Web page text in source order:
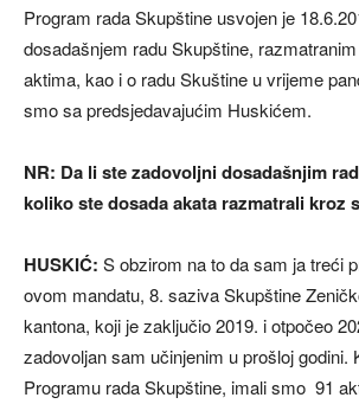
Program rada Skupštine usvojen je
dosadašnjem radu Skupštine,
aktima, kao i o radu Skuštine u vrijeme
smo sa predsjedavajućim Huskićem.
NR: Da li ste zadovoljni dosadašnjim
koliko ste dosada akata razmatrali kroz
HUSKIĆ: S obzirom na to da sam ja treći
ovom mandatu, 8. saziva Skupštine
kantona, koji je zaključio 2019. i otpočeo
zadovoljan sam učinjenim u prošloj godini.
Programu rada Skupštine, imali smo 91